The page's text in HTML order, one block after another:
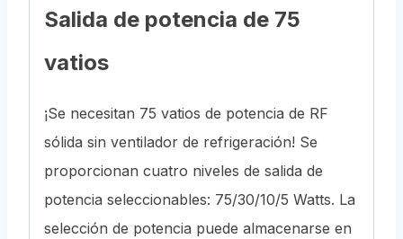
Salida de potencia de 75
vatios
¡Se necesitan 75 vatios de potencia de RF
sólida sin ventilador de refrigeración! Se
proporcionan cuatro niveles de salida de
potencia seleccionables: 75/30/10/5 Watts. La
selección de potencia puede almacenarse en